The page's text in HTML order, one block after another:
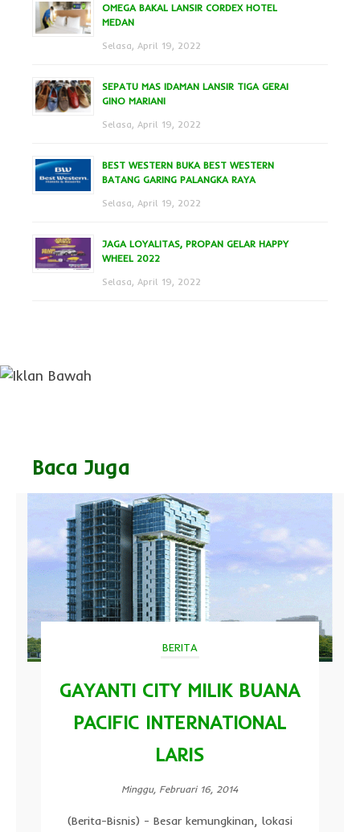
OMEGA BAKAL LANSIR CORDEX HOTEL
MEDAN
Selasa, April 19, 2022
SEPATU MAS IDAMAN LANSIR TIGA GERAI
GINO MARIANI
Selasa, April 19, 2022
BEST WESTERN BUKA BEST WESTERN
BATANG GARING PALANGKA RAYA
Selasa, April 19, 2022
JAGA LOYALITAS, PROPAN GELAR HAPPY
WHEEL 2022
Selasa, April 19, 2022
Baca Juga
BERITA
GAYANTI CITY MILIK BUANA
PACIFIC INTERNATIONAL
LARIS
Minggu, Februari 16, 2014
(Berita-Bisnis) - Besar kemungkinan, lokasi